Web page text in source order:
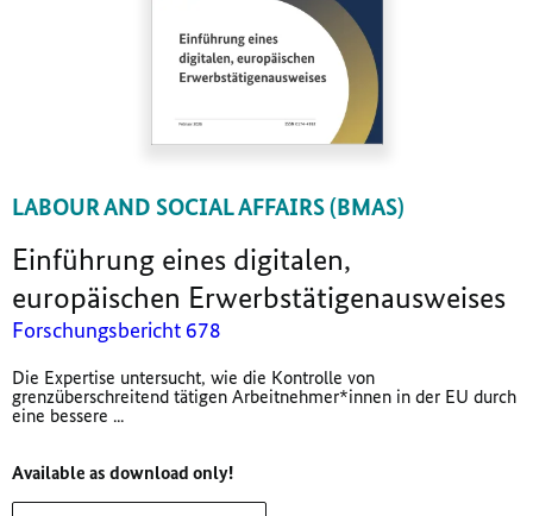
LABOUR AND SOCIAL AFFAIRS (BMAS)
Einführung eines digitalen,
europäischen Erwerbstätigenausweises
Forschungsbericht 678
Die Expertise untersucht, wie die Kontrolle von
grenzüberschreitend tätigen Arbeitnehmer*innen in der EU durch
eine bessere ...
Available as download only!